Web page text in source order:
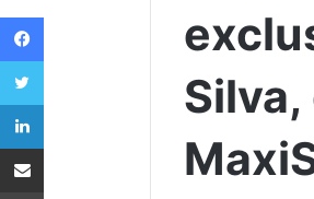
Facebook
Twitter
Linkedin
Compartilhar via e-mail